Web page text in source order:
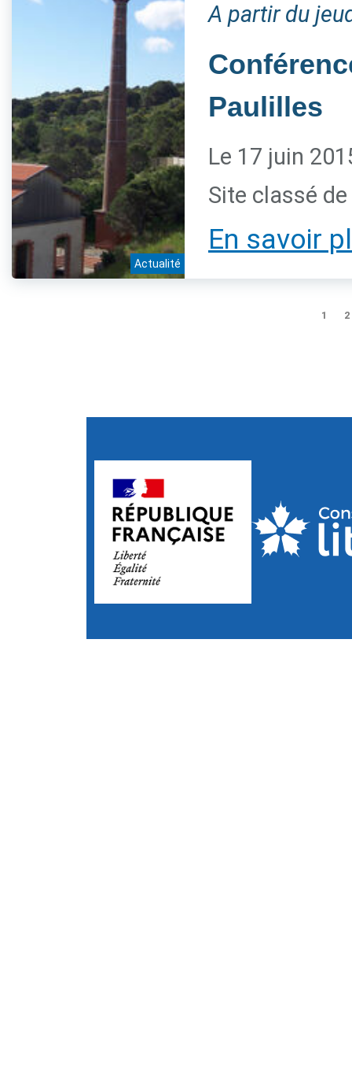
Actualité
A partir du
Paulilles
Le 17 juin
Site classé
En savoir
1 2